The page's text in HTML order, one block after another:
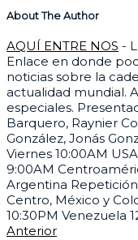
About The Author
AQUÍ ENTRE NOS -
Enlace en donde
noticias sobre la
actualidad mundial.
especiales.
Barquero, Raynier
González, Jonás
Viernes 10:00AM
9:00AM
Argentina Repetición
Centro, México y
10:30PM Venezuela
Anterior